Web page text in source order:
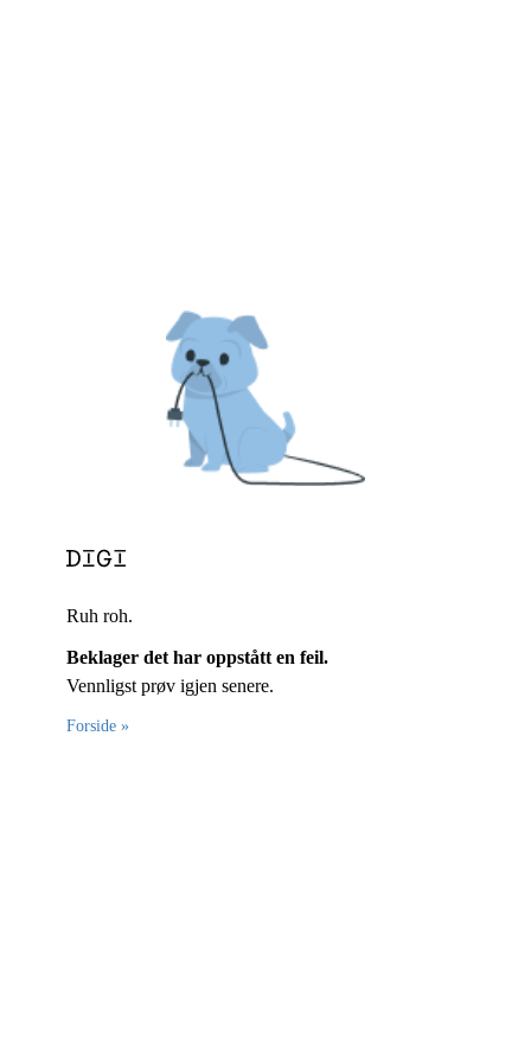
Ruh roh.
Beklager det har oppstått en feil.
Vennligst prøv igjen senere.
Forside »